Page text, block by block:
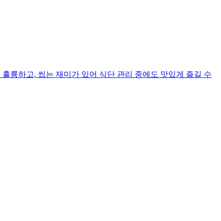
륭하고, 씹는 재미가 있어 식단 관리 중에도 맛있게 즐길 수